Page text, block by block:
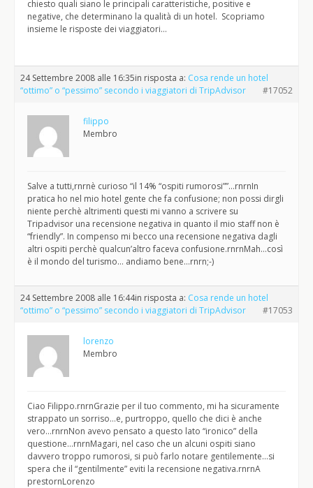
chiesto quali siano le principali caratteristiche, positive e
negative, che determinano la qualità di un hotel. Scopriamo
insieme le risposte dei viaggiatori…
24 Settembre 2008 alle 16:35in risposta a: Cosa rende un hotel
“ottimo” o “pessimo” secondo i viaggiatori di TripAdvisor
#17052
filippo
Membro
Salve a tutti,rnrnè curioso “il 14% “ospiti rumorosi””…rnrnIn
pratica ho nel mio hotel gente che fa confusione; non possi dirgli
niente perchè altrimenti questi mi vanno a scrivere su
Tripadvisor una recensione negativa in quanto il mio staff non è
“friendly”. In compenso mi becco una recensione negativa dagli
altri ospiti perchè qualcun’altro faceva confusione.rnrnMah…così
è il mondo del turismo… andiamo bene…rnrn;-)
24 Settembre 2008 alle 16:44in risposta a: Cosa rende un hotel
“ottimo” o “pessimo” secondo i viaggiatori di TripAdvisor
#17053
lorenzo
Membro
Ciao Filippo.rnrnGrazie per il tuo commento, mi ha sicuramente
strappato un sorriso…e, purtroppo, quello che dici è anche
vero…rnrnNon avevo pensato a questo lato “ironico” della
questione…rnrnMagari, nel caso che un alcuni ospiti siano
davvero troppo rumorosi, si può farlo notare gentilemente…si
spera che il “gentilmente” eviti la recensione negativa.rnrnA
prestornLorenzo